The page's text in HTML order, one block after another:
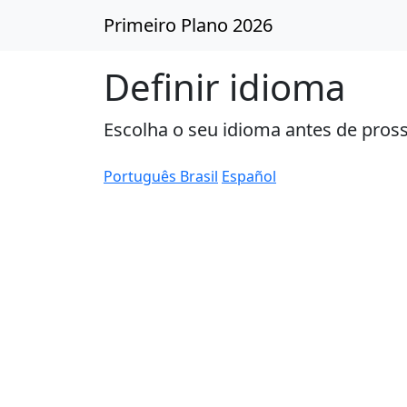
Primeiro Plano 2026
Definir idioma
Escolha o seu idioma antes de
Português Brasil Español